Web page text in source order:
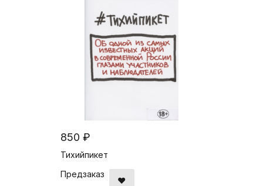
850 ₽
Тихийпикет
Предзаказ